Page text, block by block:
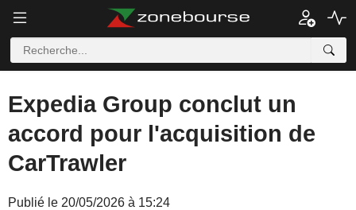
Expedia Group conclut un
accord pour l'acquisition de
CarTrawler
Publié le 20/05/2026 à 15:24